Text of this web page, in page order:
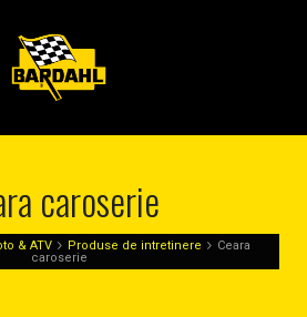
caroserie
& ATV Produse de intretinere
Ceara
caroserie